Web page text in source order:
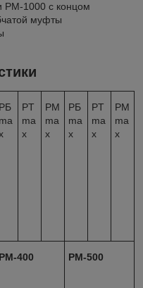
РМ-1000 с концом
муфты
PБ
ma
PТ
ma
x
PM
ma
x
PБ
ma
x
PТ
ma
x
PM
ma
x
РМ-400 РМ-500